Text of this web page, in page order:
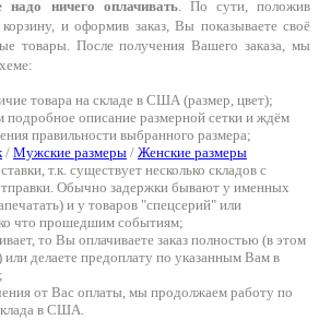
ничего оплачивать. По сути, положив
и оформив заказ, Вы показываете своё
товары. После получения Вашего заказа, мы
товара на складе в США (размер, цвет);
подробное описание размерной сетки и ждём
правильности выбранного размера;
/ Мужские размеры / Женские размеры
т.к. существует несколько складов с
Обычно задержки бывают у именных
и у товаров "спецсерий" или
что прошедшим событиям;
то Вы оплачиваете заказ полностью (в этом
или делаете предоплату по указанным Вам в
от Вас оплаты, мы продолжаем работу по
в США.